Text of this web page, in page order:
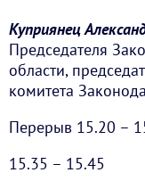
Куприянец
Председателя
области,
комитета
Перерыв 15.20 –
15.35 – 15.45